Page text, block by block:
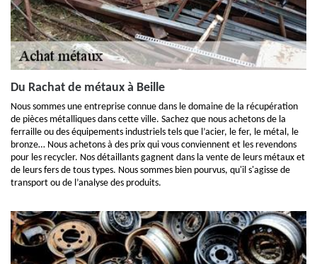
Du Rachat de métaux à Beille
Nous sommes une entreprise connue dans le domaine de la récupération
de pièces métalliques dans cette ville. Sachez que nous achetons de la
ferraille ou des équipements industriels tels que l’acier, le fer, le métal, le
bronze… Nous achetons à des prix qui vous conviennent et les revendons
pour les recycler. Nos détaillants gagnent dans la vente de leurs métaux et
de leurs fers de tous types. Nous sommes bien pourvus, qu'il s'agisse de
transport ou de l’analyse des produits.